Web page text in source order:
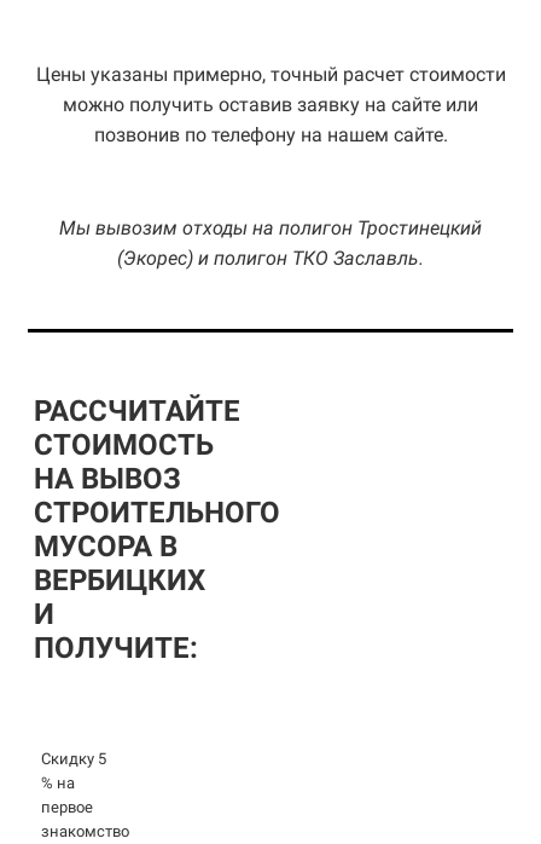
Цены указаны примерно, точный расчет стоимости
можно получить оставив заявку на сайте или
позвонив по телефону на нашем сайте.
Мы вывозим отходы на полигон Тростинецкий
(Экорес) и полигон ТКО Заславль.
РАССЧИТАЙТЕ
СТОИМОСТЬ
НА ВЫВОЗ
СТРОИТЕЛЬНОГО
МУСОРА В
ВЕРБИЦКИХ
И
ПОЛУЧИТЕ:
Скидку 5
% на
первое
знакомство